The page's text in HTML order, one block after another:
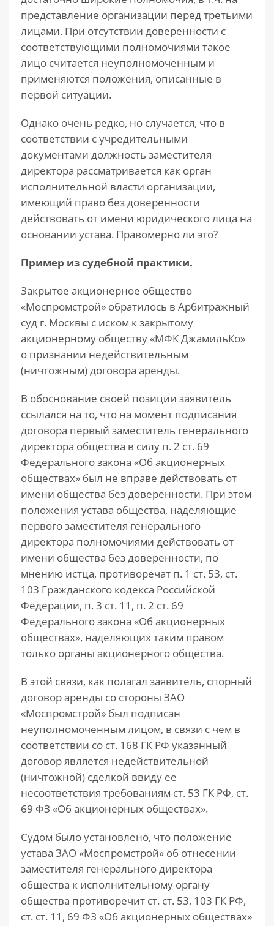
представление организации перед третьими
лицами. При отсутствии доверенности с
соответствующими полномочиями такое
лицо считается неуполномоченным и
применяются положения, описанные в
первой ситуации.
Однако очень редко, но случается, что в
соответствии с учредительными
документами должность заместителя
директора рассматривается как орган
исполнительной власти организации,
имеющий право без доверенности
действовать от имени юридического лица на
основании устава. Правомерно ли это?
Пример из судебной практики.
Закрытое акционерное общество
«Моспромстрой» обратилось в Арбитражный
суд г. Москвы с иском к закрытому
акционерному обществу «МФК ДжамильКо»
о признании недействительным
(ничтожным) договора аренды.
В обоснование своей позиции заявитель
ссылался на то, что на момент подписания
договора первый заместитель генерального
директора общества в силу п. 2 ст. 69
Федерального закона «Об акционерных
обществах» был не вправе действовать от
имени общества без доверенности. При этом
положения устава общества, наделяющие
первого заместителя генерального
директора полномочиями действовать от
имени общества без доверенности, по
мнению истца, противоречат п. 1 ст. 53, ст.
103 Гражданского кодекса Российской
Федерации, п. 3 ст. 11, п. 2 ст. 69
Федерального закона «Об акционерных
обществах», наделяющих таким правом
только органы акционерного общества.
В этой связи, как полагал заявитель, спорный
договор аренды со стороны ЗАО
«Моспромстрой» был подписан
неуполномоченным лицом, в связи с чем в
соответствии со ст. 168 ГК РФ указанный
договор является недействительной
(ничтожной) сделкой ввиду ее
несоответствия требованиям ст. 53 ГК РФ, ст.
69 ФЗ «Об акционерных обществах».
Судом было установлено, что положение
устава ЗАО «Моспромстрой» об отнесении
заместителя генерального директора
общества к исполнительному органу
общества противоречит ст. ст. 53, 103 ГК РФ,
ст. ст. 11, 69 ФЗ «Об акционерных обществах»